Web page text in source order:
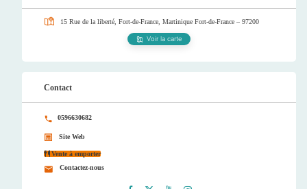
15 Rue de la liberté, Fort-de-France, Martinique Fort-de-France – 97200
Voir la carte
Contact
0596630682
Site Web
Vente à emporter
Contactez-nous